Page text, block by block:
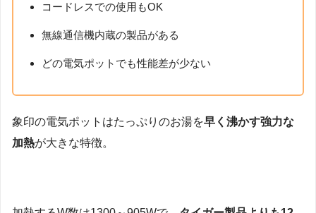
コードレスでの使用もOK
無線通信機内蔵の製品がある
どの電気ポットでも性能差が少ない
象印の電気ポットはたっぷりのお湯を早く沸かす強力な
加熱が大きな特徴。